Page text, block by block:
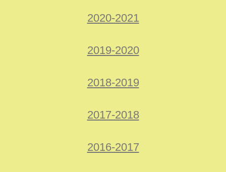
2020-2021
2019-2020
2018-2019
2017-2018
2016-2017